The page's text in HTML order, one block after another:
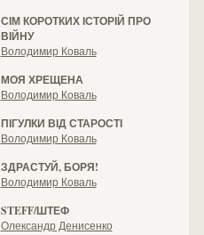
СІМ КОРОТКИХ ІСТОРІЙ ПРО
ВІЙНУ
Володимир Коваль
МОЯ ХРЕЩЕНА
Володимир Коваль
ПІГУЛКИ ВІД СТАРОСТІ
Володимир Коваль
ЗДРАСТУЙ, БОРЯ!
Володимир Коваль
STEFF/ШТЕФ
Олександр Денисенко